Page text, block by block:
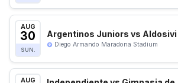
AUG
30
SUN.
Argentinos Juniors vs Aldosivi
Diego Armando Maradona Stadium
AUG